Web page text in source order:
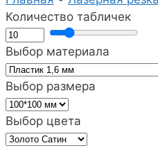
Количество табличек
Выбор материала
Выбор размера
Выбор цвета